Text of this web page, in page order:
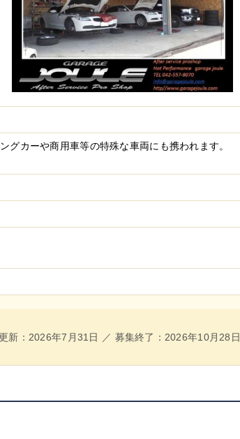
グカーや商用車等の特殊な車両にも携われます。
新：2026年7月31日 ／ 募集終了：2026年10月28日